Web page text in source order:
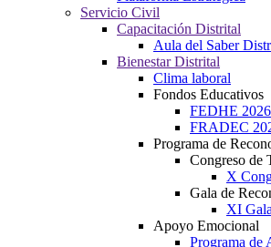
Servicio Civil
Capacitación Distrital
Aula del Saber
Bienestar Distrital
Clima laboral
Fondos Educativos
FEDHE 2026
FRADEC
Programa de
Congreso de
X
Gala de
XI
Apoyo Emocional
Programa de